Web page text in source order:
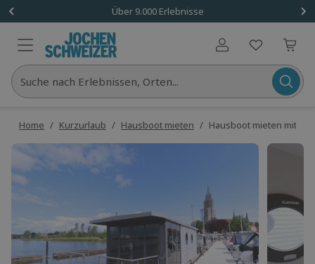
Über 9.000 Erlebnisse
Benutzerkonto
Suche nach Erlebnissen, Orten...
Home / Kurzurlaub / Hausboot mieten / Hausboot mieten mit